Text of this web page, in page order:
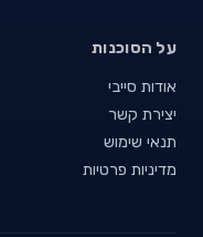
על הסוכנות
אודות סייבי
יצירת קשר
תנאי שימוש
מדיניות פרטיות